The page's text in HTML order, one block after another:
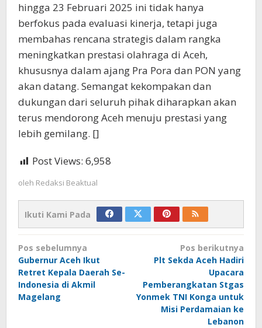
hingga 23 Februari 2025 ini tidak hanya
berfokus pada evaluasi kinerja, tetapi juga
membahas rencana strategis dalam rangka
meningkatkan prestasi olahraga di Aceh,
khususnya dalam ajang Pra Pora dan PON yang
akan datang. Semangat kekompakan dan
dukungan dari seluruh pihak diharapkan akan
terus mendorong Aceh menuju prestasi yang
lebih gemilang. []
Post Views: 6,958
oleh Redaksi Beaktual
Ikuti Kami Pada
Navigasi
pos
Pos sebelumnya
Gubernur Aceh Ikut
Retret Kepala Daerah Se-
Indonesia di Akmil
Magelang
Pos berikutnya
Plt Sekda Aceh Hadiri
Upacara
Pemberangkatan Stgas
Yonmek TNI Konga untuk
Misi Perdamaian ke
Lebanon